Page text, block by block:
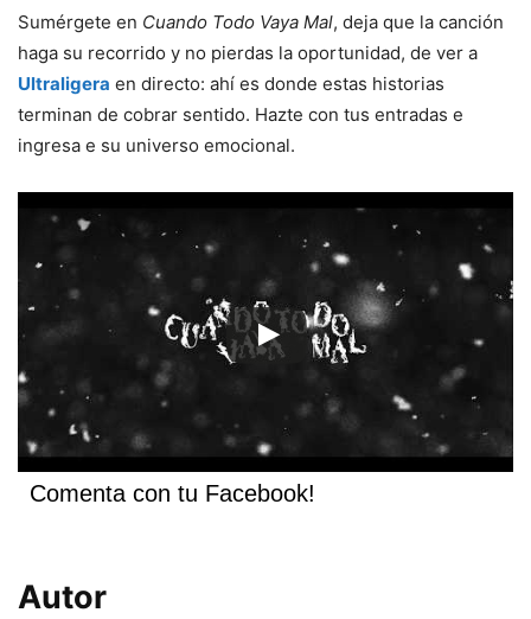
Sumérgete en Cuando Todo Vaya Mal, deja que la canción
haga su recorrido y no pierdas la oportunidad, de ver a
Ultraligera en directo: ahí es donde estas historias
terminan de cobrar sentido. Hazte con tus entradas e
ingresa e su universo emocional.
Comenta con tu Facebook!
Autor